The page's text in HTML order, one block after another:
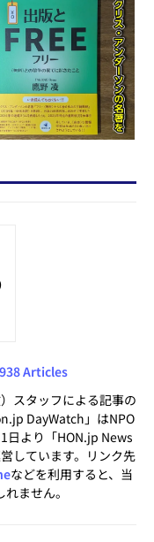
Articles
スタッフによる記事の
DayWatch」はNPO
日より「HON.jp News
しています。リンク先
などを利用すると、当
ません。